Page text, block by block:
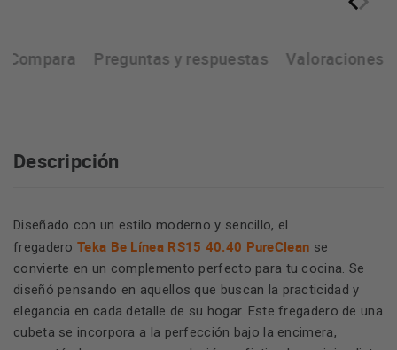
Compara Preguntas y respuestas Valoraciones
Descripción
Diseñado con un estilo moderno y sencillo, el
fregadero Teka Be Línea RS15 40.40 PureClean se
convierte en un complemento perfecto para tu cocina. Se
diseñó pensando en aquellos que buscan la practicidad y
elegancia en cada detalle de su hogar. Este fregadero de una
cubeta se incorpora a la perfección bajo la encimera,